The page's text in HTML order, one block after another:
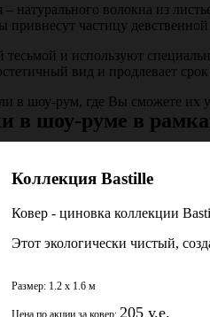
натурального волокна из
привнесут частицу
и используют
вид и продлевает
в шоу-рум, где Вы cможете их
в шоу-руме в
Коллекция Bastille
Ковер - циновка коллекции
Этот экологически чистый,
Размер: 1.2 x 1.6 м
Цена по акции за ковер: 205 у.е.